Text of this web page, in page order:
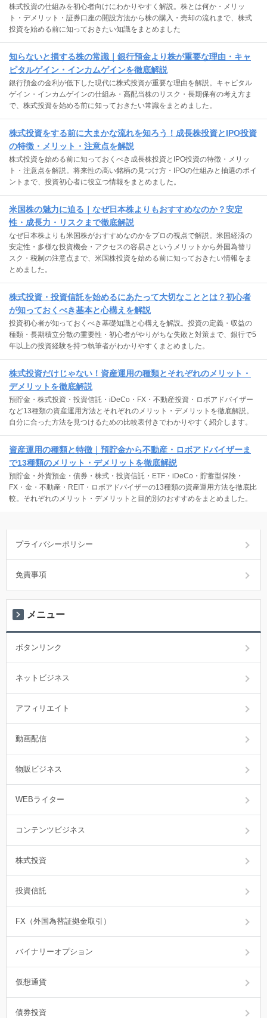
株式投資の仕組みを初心者向けにわかりやすく解説。株とは何か・メリッ
ト・デメリット・証券口座の開設方法から株の購入・売却の流れまで、株式
投資を始める前に知っておきたい知識をまとめました
知らないと損する株の常識｜銀行預金より株が重要な理由・キャ
ピタルゲイン・インカムゲインを徹底解説
銀行預金の金利が低下した現代に株式投資が重要な理由を解説。キャピタル
ゲイン・インカムゲインの仕組み・高配当株のリスク・長期保有の考え方ま
で、株式投資を始める前に知っておきたい常識をまとめました。
株式投資をする前に大まかな流れを知ろう！成長株投資とIPO投資
の特徴・メリット・注意点を解説
株式投資を始める前に知っておくべき成長株投資とIPO投資の特徴・メリッ
ト・注意点を解説。将来性の高い銘柄の見つけ方・IPOの仕組みと抽選のポイ
ントまで、投資初心者に役立つ情報をまとめました。
米国株の魅力に迫る｜なぜ日本株よりもおすすめなのか？安定
性・成長力・リスクまで徹底解説
なぜ日本株よりも米国株がおすすめなのかをプロの視点で解説。米国経済の
安定性・多様な投資機会・アクセスの容易さというメリットから外国為替リ
スク・税制の注意点まで、米国株投資を始める前に知っておきたい情報をま
とめました。
株式投資・投資信託を始めるにあたって大切なこととは？初心者
が知っておくべき基本と心構えを解説
投資初心者が知っておくべき基礎知識と心構えを解説。投資の定義・収益の
種類・長期積立分散の重要性・初心者がやりがちな失敗と対策まで、銀行で5
年以上の投資経験を持つ執筆者がわかりやすくまとめました。
株式投資だけじゃない！資産運用の種類とそれぞれのメリット・
デメリットを徹底解説
預貯金・株式投資・投資信託・iDeCo・FX・不動産投資・ロボアドバイザー
など13種類の資産運用方法とそれぞれのメリット・デメリットを徹底解説。
自分に合った方法を見つけるための比較表付きでわかりやすく紹介します。
資産運用の種類と特徴｜預貯金から不動産・ロボアドバイザーま
で13種類のメリット・デメリットを徹底解説
預貯金・外貨預金・債券・株式・投資信託・ETF・iDeCo・貯蓄型保険・
FX・金・不動産・REIT・ロボアドバイザーの13種類の資産運用方法を徹底比
較。それぞれのメリット・デメリットと目的別のおすすめをまとめました。
プライバシーポリシー
免責事項
メニュー
ボタンリンク
ネットビジネス
アフィリエイト
動画配信
物販ビジネス
WEBライター
コンテンツビジネス
株式投資
投資信託
FX（外国為替証拠金取引）
バイナリーオプション
仮想通貨
債券投資